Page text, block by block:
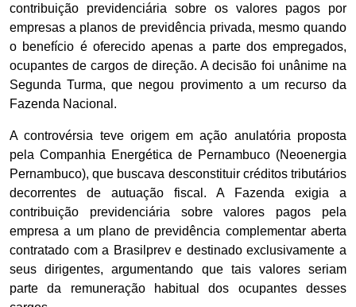
contribuição previdenciária sobre os valores pagos por
empresas a planos de previdência privada, mesmo quando
o benefício é oferecido apenas a parte dos empregados,
ocupantes de cargos de direção. A decisão foi unânime na
Segunda Turma, que negou provimento a um recurso da
Fazenda Nacional.
A controvérsia teve origem em ação anulatória proposta
pela Companhia Energética de Pernambuco (Neoenergia
Pernambuco), que buscava desconstituir créditos tributários
decorrentes de autuação fiscal. A Fazenda exigia a
contribuição previdenciária sobre valores pagos pela
empresa a um plano de previdência complementar aberta
contratado com a Brasilprev e destinado exclusivamente a
seus dirigentes, argumentando que tais valores seriam
parte da remuneração habitual dos ocupantes desses